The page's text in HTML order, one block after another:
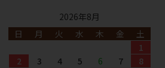
2026年8月
日
月 火 水 木 金
土
1
2
3 4 5 6 7
8